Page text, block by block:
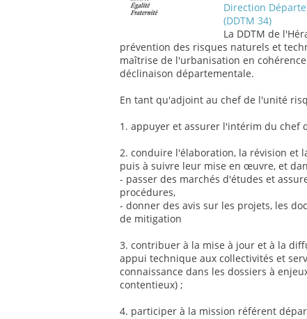
Direction
(DDTM 34)
La DDTM de
prévention des risques naturels et
maîtrise de l'urbanisation en
déclinaison départementale.
En tant qu'adjoint au chef de l'unité
1. appuyer et assurer l'intérim du chef
2. conduire l'élaboration, la révision et
puis à suivre leur mise en œuvre, et
- passer des marchés d'études et
procédures,
- donner des avis sur les projets, les
de mitigation
3. contribuer à la mise à jour et à la
appui technique aux collectivités et
connaissance dans les dossiers à
contentieux) ;
4. participer à la mission référent